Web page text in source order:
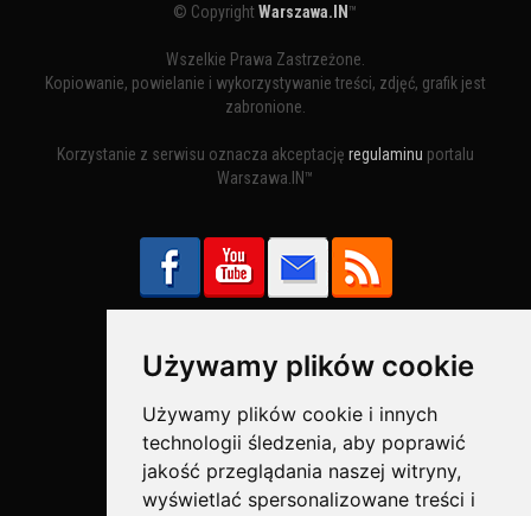
Używamy plików cookie
Używamy plików cookie i innych
technologii śledzenia, aby poprawić
jakość przeglądania naszej witryny,
wyświetlać spersonalizowane treści i
© CopyrightWarszawa.IN ™
Wszelkie Prawa Zastrzeżone.
Kopiowanie, powielanie i wykorzystywanie treści, zdjęć, grafik jest
zabronione.
Korzystanie z serwisu oznacza akceptację regulaminu portalu
Warszawa.IN™
Bezpieczne Płatności obsługuje: